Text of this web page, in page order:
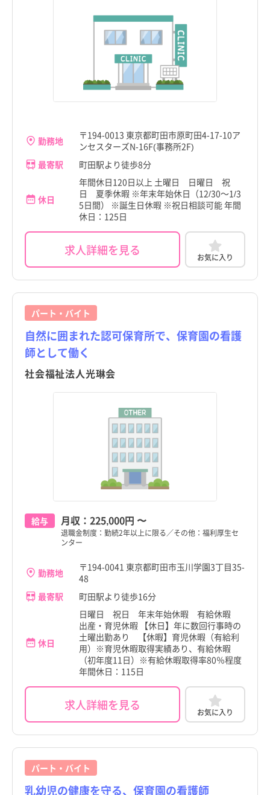
千代田区
中央区
港区
勤務地
〒194-0013 東京都町田市原町田4-17-10ア
ンセスターズN-16F(事務所2F)
最寄駅
町田駅より徒歩8分
休日
年間休日120日以上 土曜日 日曜日 祝
日 夏季休暇 ※年末年始休日（12/30～1/3
5日間） ※誕生日休暇 ※祝日相談可能 年間
休日：125日
求人詳細を見る お気に入り
パート・バイト
自然に囲まれた認可保育所で、保育園の看護
師として働く
社会福祉法人光琳会
給与 月収： 225,000円 〜
退職金制度：勤続2年以上に限る／その他：福利厚生セ
ンター
勤務地
〒194-0041 東京都町田市玉川学園3丁目35-
48
最寄駅
町田駅より徒歩16分
休日
日曜日 祝日 年末年始休暇 有給休暇
出産・育児休暇 【休日】年に数回行事時の
土曜出勤あり 【休暇】育児休暇（有給利
用）※育児休暇取得実績あり、有給休暇
（初年度11日）※有給休暇取得率80％程度
年間休日：115日
求人詳細を見る お気に入り
パート・バイト
乳幼児の健康を守る、保育園の看護師
千代田区
中央区
港区